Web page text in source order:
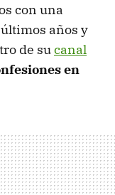
con una
años y
de sucanal
en